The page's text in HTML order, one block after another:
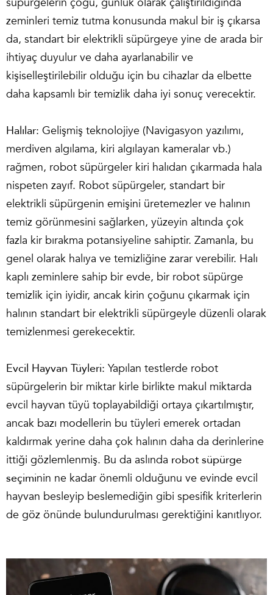
zeminleri temiz tutma konusunda makul bir iş çıkarsa
da, standart bir elektrikli süpürgeye yine de arada bir
ihtiyaç duyulur ve daha ayarlanabilir ve
kişiselleştirilebilir olduğu için bu cihazlar da elbette
daha kapsamlı bir temizlik daha iyi sonuç verecektir.
Halılar: Gelişmiş teknolojiye (Navigasyon yazılımı,
merdiven algılama, kiri algılayan kameralar vb.)
rağmen, robot süpürgeler kiri halıdan çıkarmada hala
nispeten zayıf. Robot süpürgeler, standart bir
elektrikli süpürgenin emişini üretemezler ve halının
temiz görünmesini sağlarken, yüzeyin altında çok
fazla kir bırakma potansiyeline sahiptir. Zamanla, bu
genel olarak halıya ve temizliğine zarar verebilir. Halı
kaplı zeminlere sahip bir evde, bir robot süpürge
temizlik için iyidir, ancak kirin çoğunu çıkarmak için
halının standart bir elektrikli süpürgeyle düzenli olarak
temizlenmesi gerekecektir.
Evcil Hayvan Tüyleri: Yapılan testlerde robot
süpürgelerin bir miktar kirle birlikte makul miktarda
evcil hayvan tüyü toplayabildiği ortaya çıkartılmıştır,
ancak bazı modellerin bu tüyleri emerek ortadan
kaldırmak yerine daha çok halının daha da derinlerine
ittiği gözlemlenmiş. Bu da aslında robot süpürge
seçiminin ne kadar önemli olduğunu ve evinde evcil
hayvan besleyip beslemediğin gibi spesifik kriterlerin
de göz önünde bulundurulması gerektiğini kanıtlıyor.